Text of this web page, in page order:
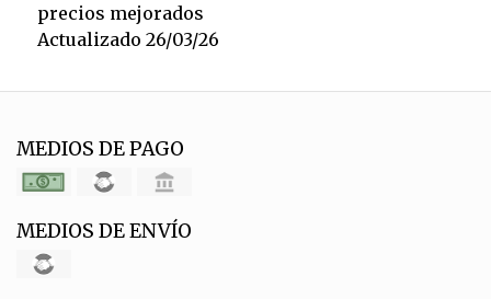
precios mejorados
Actualizado 26/03/26
MEDIOS DE PAGO
MEDIOS DE ENVÍO